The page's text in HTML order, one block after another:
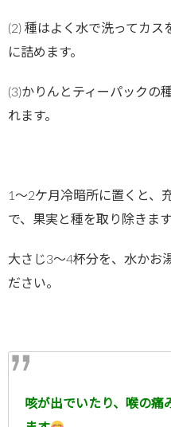
(2) 種はよく水で洗ってカス
に詰めます。
(3)かりんとティーパックの
れます。
1〜2ケ月冷暗所に置くと、
で、果実と種を取り除きます
大さじ3〜4杯分を、水かお
ださい。
咳が出でいたり、喉の痛